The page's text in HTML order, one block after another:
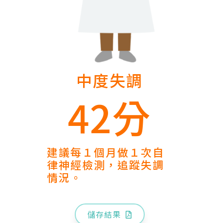
中度失調
42分
建議每１個月做１次自
律神經檢測，追蹤失調
情況。
儲存結果